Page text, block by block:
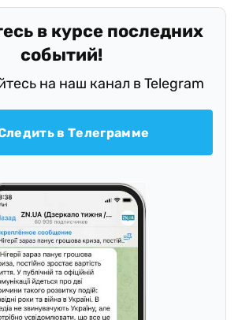
в курсе последних
событий!
на наш канал в Telegram
в Телеграмме